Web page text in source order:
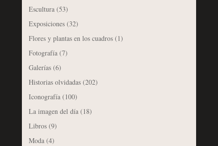
Escultura(53)
Exposiciones(32)
Flores y plantas en los cuadros(1)
Fotografía(7)
Galerías(6)
Historias olvidadas(202)
Iconografía(100)
La imagen del día(18)
Libros(9)
Moda(4)